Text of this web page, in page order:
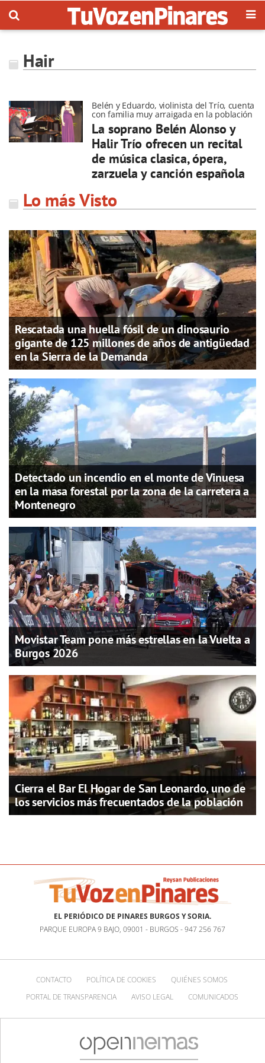
Hair
Belén y Eduardo, violinista del Trío, cuenta
con familia muy arraigada en la población
La soprano Belén Alonso y
Halir Trío ofrecen un recital
de música clasica, ópera,
zarzuela y canción española
Lo más Visto
Rescatada una huella fósil de un dinosaurio
gigante de 125 millones de años de antigüedad
en la Sierra de la Demanda
Detectado un incendio en el monte de Vinuesa
en la masa forestal por la zona de la carretera a
Montenegro
Movistar Team pone más estrellas en la Vuelta a
Burgos 2026
Cierra el Bar El Hogar de San Leonardo, uno de
los servicios más frecuentados de la población
EL PERIÓDICO DE PINARES BURGOS Y SORIA.
PARQUE EUROPA 9 BAJO, 09001 - BURGOS - 947 256 767
CONTACTO POLÍTICA DE COOKIES
QUIÉNES SOMOS
PORTAL DE TRANSPARENCIA
AVISO LEGAL COMUNICADOS